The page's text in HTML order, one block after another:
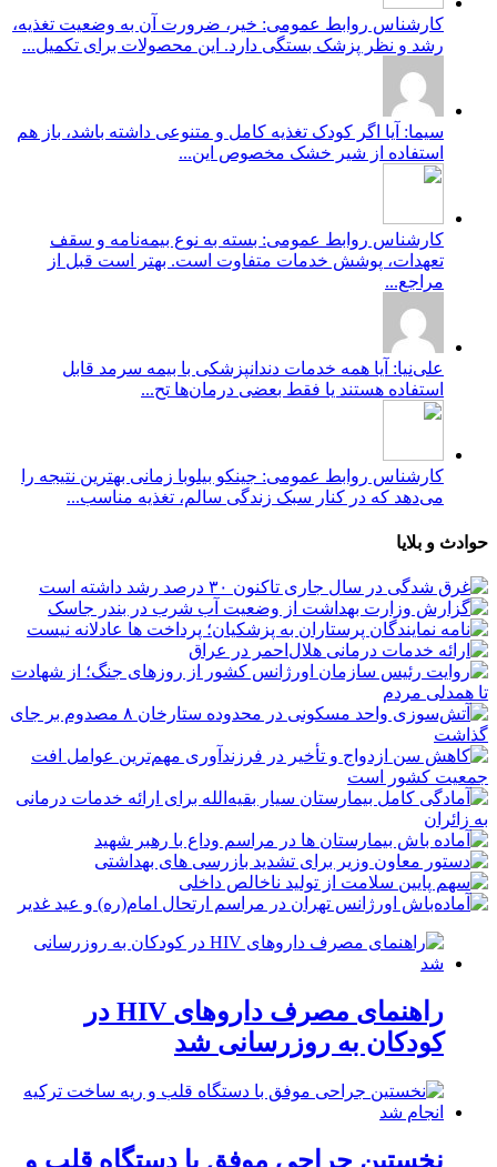
کارشناس روابط عمومی: خیر، ضرورت آن به وضعیت تغذیه،
رشد و نظر پزشک بستگی دارد. این محصولات برای تکمیل...
سیما: آیا اگر کودک تغذیه کامل و متنوعی داشته باشد، باز هم
استفاده از شیر خشک مخصوص این...
کارشناس روابط عمومی: بسته به نوع بیمه‌نامه و سقف
تعهدات، پوشش خدمات متفاوت است. بهتر است قبل از
مراجع...
علی‌نیا: آیا همه خدمات دندانپزشکی با بیمه سرمد قابل
استفاده هستند یا فقط بعضی درمان‌ها تح...
کارشناس روابط عمومی: جینکو بیلوبا زمانی بهترین نتیجه را
می‌دهد که در کنار سبک زندگی سالم، تغذیه مناسب...
حوادث و بلایا
راهنمای مصرف داروهای HIV در
کودکان به روزرسانی شد
نخستین جراحی موفق با دستگاه قلب و